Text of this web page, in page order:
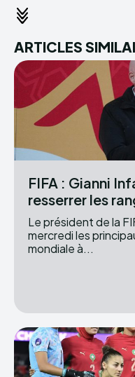
ARTICLES
FIFA : Gianni
resserrer les
Le président de la
mercredi les
mondiale à...